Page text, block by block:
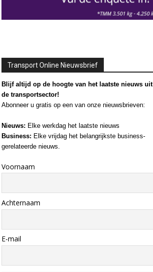
Transport Online Nieuwsbrief
Blijf altijd op de hoogte van het laatste nieuws uit
de transportsector!
Abonneer u gratis op een van onze nieuwsbrieven:
Nieuws: Elke werkdag het laatste nieuws
Business: Elke vrijdag het belangrijkste business-
gerelateerde nieuws.
Voornaam
Achternaam
E-mail